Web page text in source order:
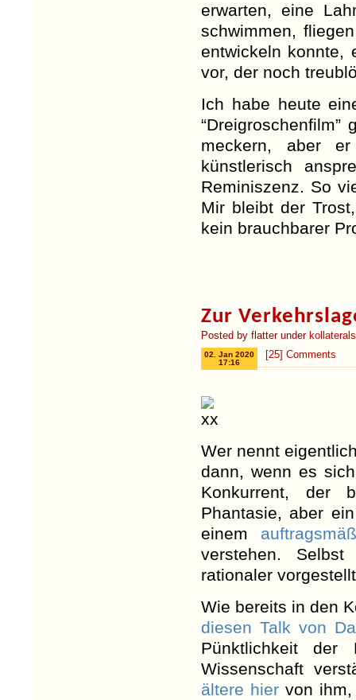
erwarten, eine
schwimmen,
entwickeln konnte,
vor, der noch
Ich habe heute
meckern, aber
künstlerisch
Reminiszenz. So
Mir bleibt der
kein brauchbarer
Zur
Posted by flatter under
[25] Comments
02. Jan 2020
17:16
Wer nennt
dann, wenn es
Konkurrent, der
Phantasie, aber
einem
verstehen.
rationaler
Wie bereits in den
diesen Talk von
Pünktlichkeit
Wissenschaft
ältere hiervon ihm,